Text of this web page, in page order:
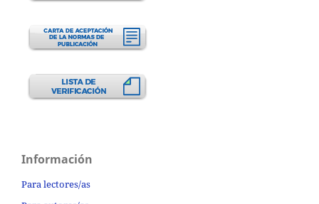
Información
Para lectores/as